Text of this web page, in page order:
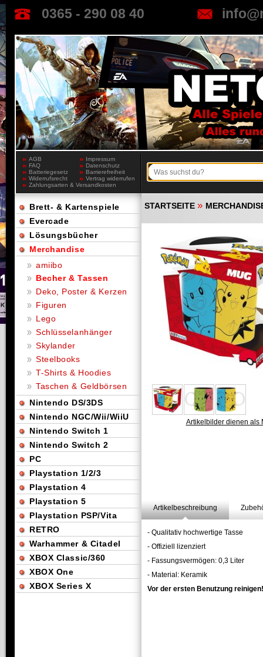
0365 - 290 08 40
AGB
Impressum
FAQ
Datenschutz
Batteriegesetz
Barrierefreiheit
Widerrufsrecht
Vertrag widerrufen
Zahlungsarten & Versandkosten
STARTSEITE »
Artikelbilder dienen als
Artikelbeschreibung
- Qualitativ hochwertige Tasse
- Offiziell lizenziert
- Fassungsvermögen: 0,3 Liter
- Material: Keramik
Vor der ersten Benutzung reinigen!
Brett- & Kartenspiele
Evercade
Lösungsbücher
Merchandise
amiibo
Becher & Tassen
Deko, Poster & Kerzen
Figuren
Lego
Schlüsselanhänger
Skylander
Steelbooks
T-Shirts & Hoodies
Taschen & Geldbörsen
Nintendo DS/3DS
Nintendo NGC/Wii/WiiU
Nintendo Switch 1
Nintendo Switch 2
PC
Playstation 1/2/3
Playstation 4
Playstation 5
Playstation PSP/Vita
RETRO
Warhammer & Citadel
XBOX Classic/360
XBOX One
XBOX Series X